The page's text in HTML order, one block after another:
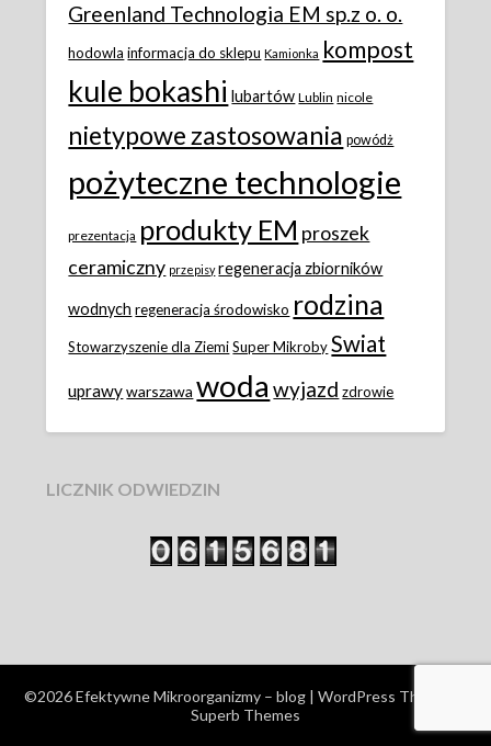
Greenland Technologia EM sp.z o. o.
hodowla informacja do sklepu Kamionka kompost
kule bokashi lubartów Lublin nicole
nietypowe zastosowania powódż
pożyteczne technologie
prezentacja produkty EM proszek
ceramiczny przepisy regeneracja zbiorników
wodnych regeneracja środowisko rodzina
Stowarzyszenie dla Ziemi Super Mikroby Swiat
uprawy warszawa woda wyjazd zdrowie
LICZNIK ODWIEDZIN
©2026 Efektywne Mikroorganizmy – blog | WordPress Theme by
Superb Themes